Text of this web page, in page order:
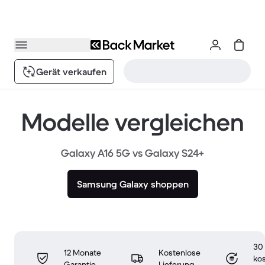
Gerät verkaufen
Modelle vergleichen
Galaxy A16 5G vs Galaxy S24+
Samsung Galaxy shoppen
12 Monate
Kostenlose
30